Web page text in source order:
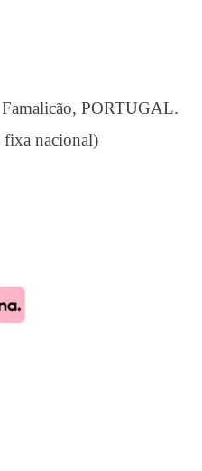
PORTUGAL.
fixa nacional)